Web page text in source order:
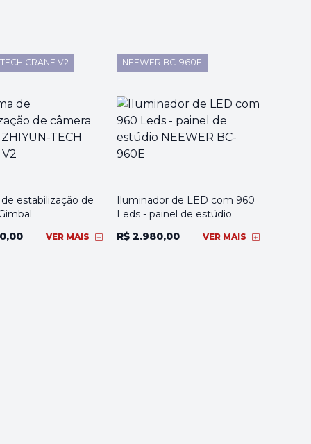
CRANE V2
estabilização de
VER MAIS
NEEWER BC-960E
Iluminador de LED com 960
Leds - painel de estúdio
R$ 2.980,00
VER MAIS